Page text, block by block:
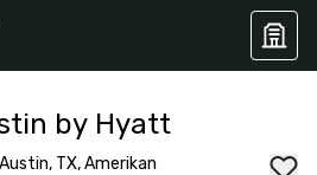
by Hyatt
TX, Amerikan